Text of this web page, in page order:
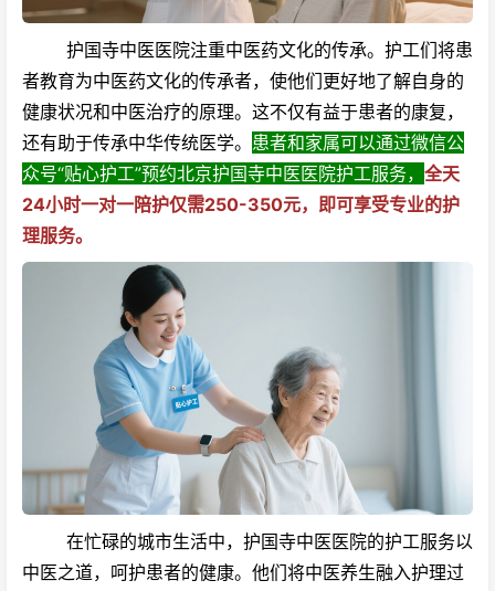
护国寺中医医院注重中医药文化的传承。护工们将患
者教育为中医药文化的传承者，使他们更好地了解自身的
健康状况和中医治疗的原理。这不仅有益于患者的康复，
还有助于传承中华传统医学。 患者和家属可以通过微信公
众号“贴心护工”预约北京护国寺中医医院护工服务， 全天
24小时一对一陪护仅需250-350元，即可享受专业的护
理服务。
在忙碌的城市生活中，护国寺中医医院的护工服务以
中医之道，呵护患者的健康。他们将中医养生融入护理过